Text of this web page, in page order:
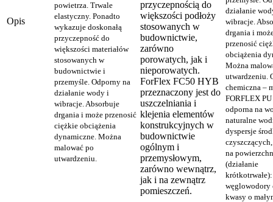
Opis
powietrza. Trwale
elastyczny. Ponadto
wykazuje doskonałą
przyczepność do
większości materiałów
stosowanych w
budownictwie i
przemyśle. Odporny na
działanie wody i
wibracje. Absorbuje
drgania i może przenosić
ciężkie obciążenia
dynamiczne. Można
malować po
utwardzeniu.
przyczepnością do
większości podłoży
stosowanych w
budownictwie,
zarówno
porowatych, jak i
nieporowatych.
ForFlex FC50 HYB
przeznaczony jest do
uszczelniania i
klejenia elementów
konstrukcyjnych w
budownictwie
ogólnym i
przemysłowym,
zarówno wewnątrz,
jak i na zewnątrz
pomieszczeń.
działanie
wibracje.
drgania i
przenosić
obciążenia
Można
utwardzeniu.
chemiczna –
FORFLEX
odporna na
naturalne
dyspersje
na
(działanie
węglowodory
kwasy o